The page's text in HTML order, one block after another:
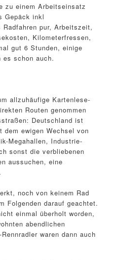
zu einem Arbeitseinsatz
Gepäck inkl
pur, Arbeitszeit,
Kilometerfressen,
gut 6 Stunden, einige
es schon auch.
allzuhäufige Kartenlese-
Routen genommen
Deutschland ist
ewigen Wechsel von
Megahallen, Industrie-
sonst die verbliebenen
aussuchen, eine
noch von keinem Rad
Folgenden darauf geachtet.
einmal überholt worden,
abendlichen
waren dann auch